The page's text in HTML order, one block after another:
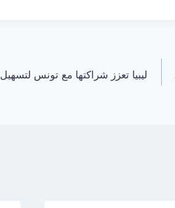
ليبيا تعزز شراكتها مع تونس